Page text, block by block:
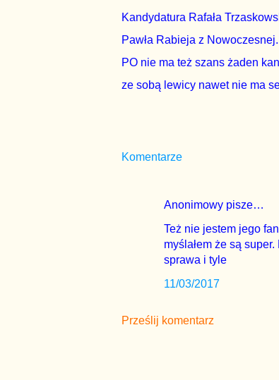
Kandydatura Rafała
Pawła Rabieja z
PO nie ma też szans żaden
ze sobą lewicy nawet nie ma
Komentarze
Anonimowy pisze…
Też nie jestem jego
myślałem że są
sprawa i tyle
11/03/2017
Prześlij komentarz